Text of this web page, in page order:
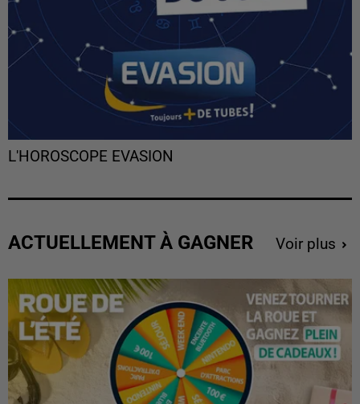
L'HOROSCOPE EVASION
ACTUELLEMENT À GAGNER Voir plus